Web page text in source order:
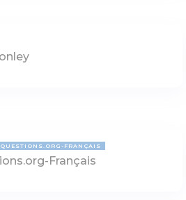
FRANÇAIS
Français